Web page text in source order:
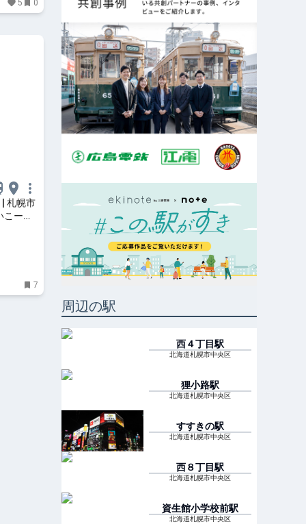
5 0
札幌市
こー
7
周辺の駅
西４丁目駅
北海道札幌市中央区
狸小路駅
北海道札幌市中央区
すすきの駅
北海道札幌市中央区
西８丁目駅
北海道札幌市中央区
資生館小学校前駅
北海道札幌市中央区